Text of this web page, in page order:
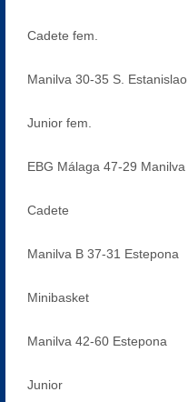
Cadete fem.
Manilva 30-35 S. Estanislao
Junior fem.
EBG Málaga 47-29 Manilva
Cadete
Manilva B 37-31 Estepona
Minibasket
Manilva 42-60 Estepona
Junior